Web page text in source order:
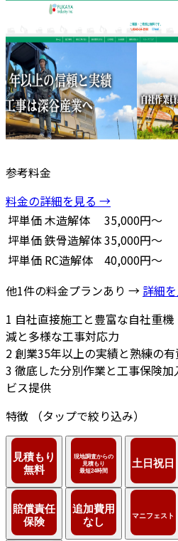
参考料金
料金の詳細を見る →
坪単価木造解体
35,000円～
坪単価鉄骨造解体35,000円～
坪単価 RC造解体
40,000円～
他1件の料金プランあり → 詳細
1 自社直接施工と豊富な自社重
減と多様な工事対応力
2 創業35年以上の実績と熟練の
3 徹底した分別作業と工事保険
ビス提供
特徴
（タップで絞り込み）